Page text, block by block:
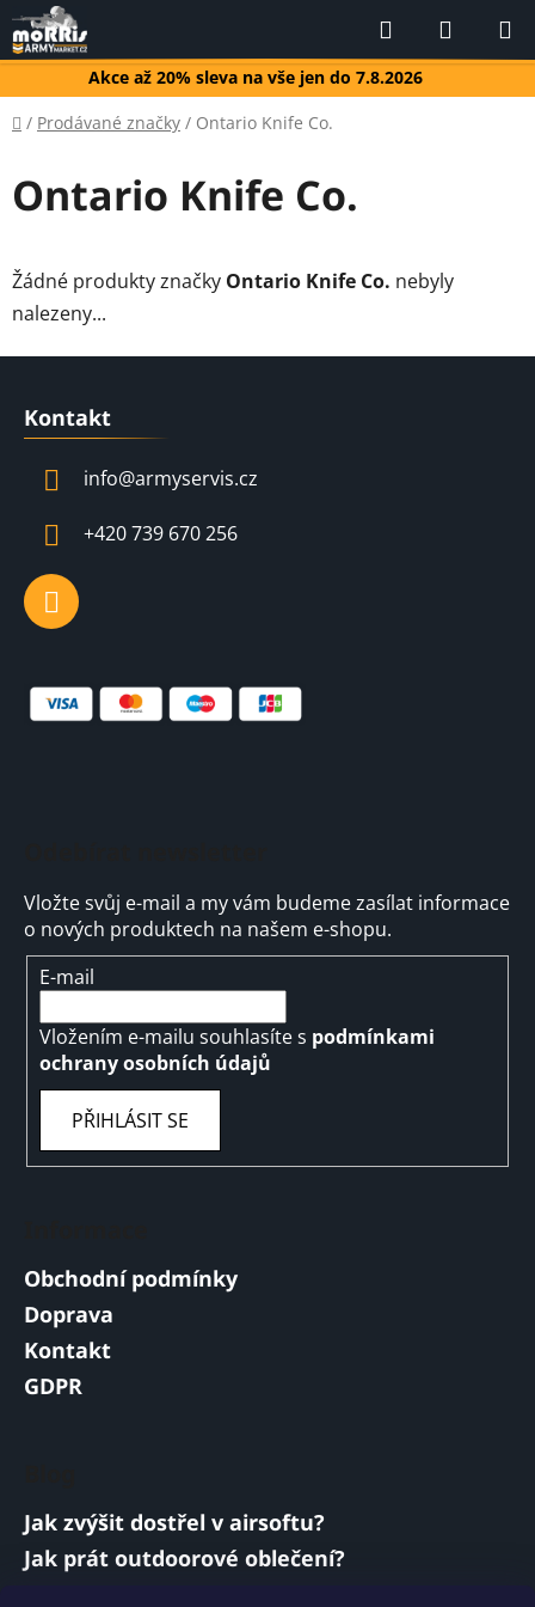
Přejít
na
obsah
Akce až 20% sleva na vše jen do 7.8.2026
Hledat
KOŠÍK
Domů
/ Prodávané značky / Ontario Knife Co.
Ontario Knife Co.
Žádné produkty značky Ontario Knife Co. nebyly
nalezeny...
Kontakt
info@armyservis.cz
+420 739 670 256
Vložte svůj e-mail a my vám budeme zasílat informace
o nových produktech na našem e-shopu.
E-mail
Vložením e-mailu souhlasíte s podmínkami
ochrany osobních údajů
PŘIHLÁSIT SE
Obchodní podmínky
Doprava
Kontakt
GDPR
Jak zvýšit dostřel v airsoftu?
Jak prát outdoorové oblečení?